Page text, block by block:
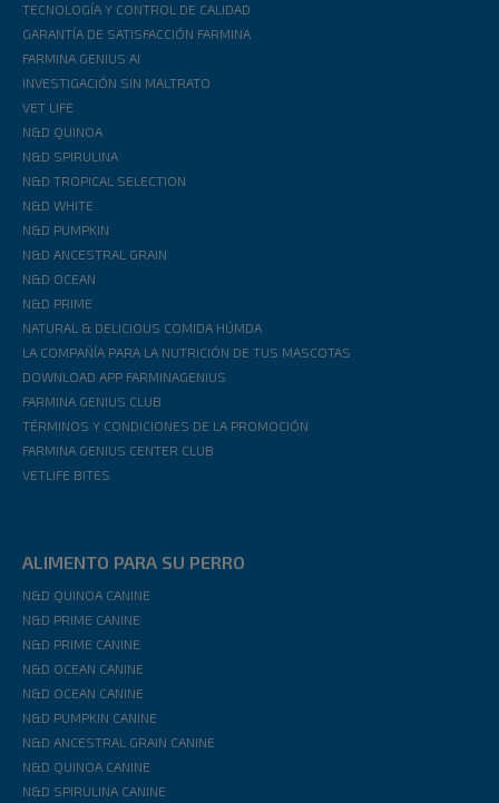
TECNOLOGÍA Y CONTROL DE CALIDAD
GARANTÍA DE SATISFACCIÓN FARMINA
FARMINA GENIUS AI
INVESTIGACIÓN SIN MALTRATO
VET LIFE
N&D QUINOA
N&D SPIRULINA
N&D TROPICAL SELECTION
N&D WHITE
N&D PUMPKIN
N&D ANCESTRAL GRAIN
N&D OCEAN
N&D PRIME
NATURAL & DELICIOUS COMIDA HÚMDA
LA COMPAÑÍA PARA LA NUTRICIÓN DE TUS MASCOTAS
DOWNLOAD APP FARMINAGENIUS
FARMINA GENIUS CLUB
TÉRMINOS Y CONDICIONES DE LA PROMOCIÓN
FARMINA GENIUS CENTER CLUB
VETLIFE BITES
ALIMENTO PARA SU PERRO
N&D QUINOA CANINE
N&D PRIME CANINE
N&D PRIME CANINE
N&D OCEAN CANINE
N&D OCEAN CANINE
N&D PUMPKIN CANINE
N&D ANCESTRAL GRAIN CANINE
N&D QUINOA CANINE
N&D SPIRULINA CANINE